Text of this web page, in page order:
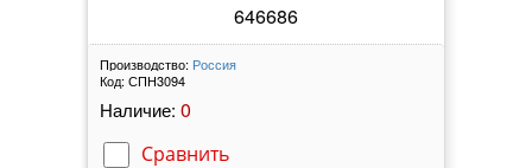
646686
Производство: Россия
Код: СПН3094
Наличие: 0
Сравнить